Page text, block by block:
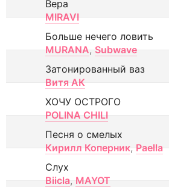
Вера
MIRAVI
Больше нечего ловить
MURANA, Subwave
Затонированный ваз
Витя АК
ХОЧУ ОСТРОГО
POLINA CHILI
Песня о смелых
Кирилл Коперник, Paella
Слух
Biicla, MAYOT